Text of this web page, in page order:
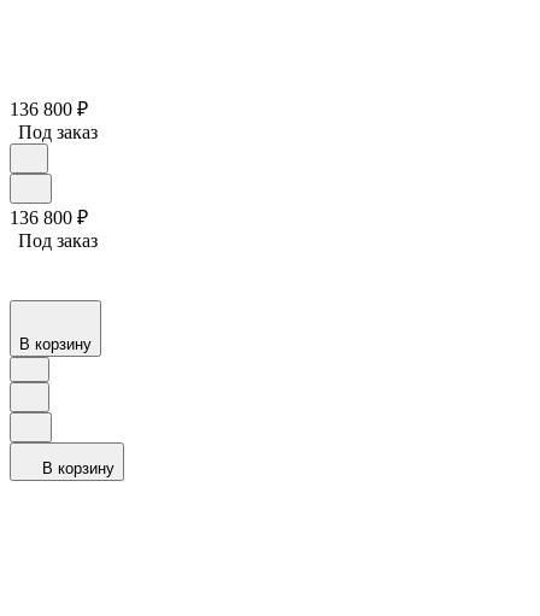
136 800 ₽
Под заказ
136 800 ₽
Под заказ
В корзину
В корзину